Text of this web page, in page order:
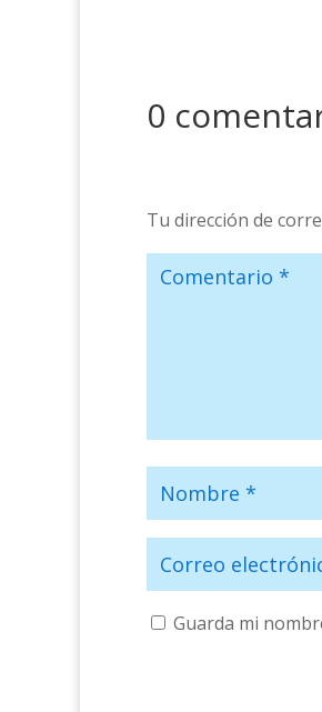
0
Tu dirección de
Guarda mi